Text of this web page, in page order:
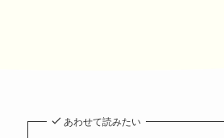
あわせて読みたい